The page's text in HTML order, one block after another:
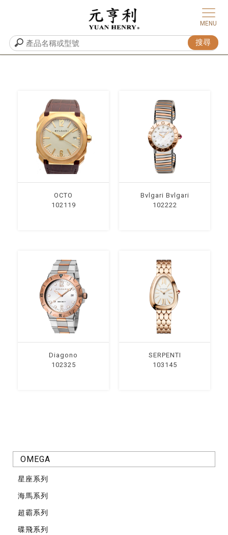
OMEGA
星座系列
海馬系列
超霸系列
碟飛系列
OCTO
102119
Bvlgari Bvlgari
102222
Diagono
102325
SERPENTI
103145